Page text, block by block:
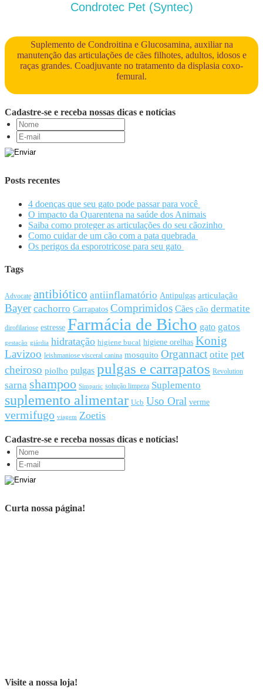
Condrotec Pet (Syntec)
Suplemento de Condroitina e Glucosamina, auxiliar na
manutenção das articulações de cães filhotes, adultos, idosos e
raças grandes. Coadjuvante no tratamento da displasia coxo-
femural.
Cadastre-se e receba nossas dicas e notícias
Posts recentes
4 doenças que seu gato pode passar para você
O impacto da Quarentena na saúde dos Animais
Saiba como proteger as articulações do seu cãozinho
Como cuidar de um cão com a pata quebrada
Os perigos da esporotricose para seu gato
Tags
Advocate antibiótico antiinflamatório Antipulgas articulação
Bayer cachorro Carrapatos Comprimidos Cães cão dermatite
dirofilariose estresse Farmácia de Bicho gato gatos
gestação giárdia hidratação higiene bucal higiene orelhas Konig
Lavizoo leishmaniose visceral canina mosquito Organnact otite pet
cheiroso piolho pulgas pulgas e carrapatos Revolution
sarna shampoo Simparic solução limpeza Suplemento
suplemento alimentar Ucb Uso Oral verme
vermifugo viagem Zoetis
Cadastre-se e receba nossas dicas e notícias!
Curta nossa página!
Visite a nossa loja!